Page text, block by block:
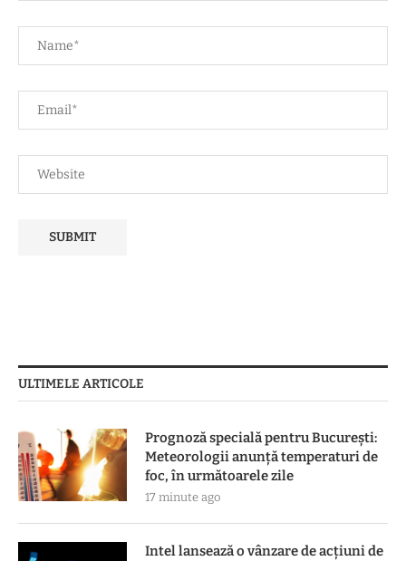
ULTIMELE ARTICOLE
Prognoză specială pentru București:
Meteorologii anunță temperaturi de
foc, în următoarele zile
17 minute ago
Intel lansează o vânzare de acţiuni de